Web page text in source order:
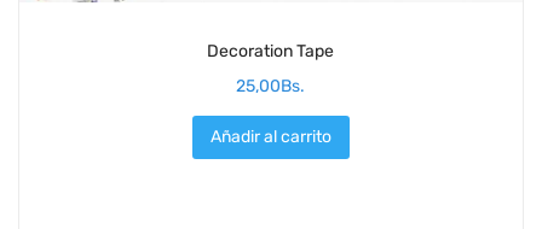
Decoration Tape
25,00Bs.
Añadir al carrito